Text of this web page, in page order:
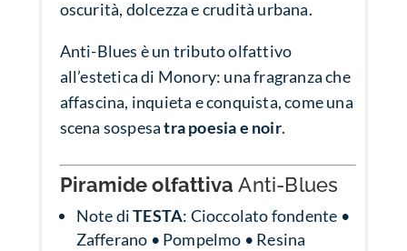
oscurità, dolcezza e crudità urbana.
Anti-Blues è un tributo olfattivo
all’estetica di Monory: una fragranza che
affascina, inquieta e conquista, come una
scena sospesatra poesia e noir.
Piramide olfattiva Anti-Blues
Note diTESTA: Cioccolato fondente •
Zafferano • Pompelmo • Resina